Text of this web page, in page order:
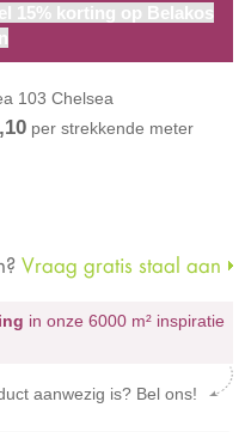
15% korting op Belakos
103 Chelsea
per strekkende meter
Vraag gratis staal aan
in onze 6000 m² inspiratie
aanwezig is? Bel ons!